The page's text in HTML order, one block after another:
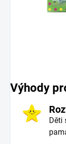
Výhody
Děti